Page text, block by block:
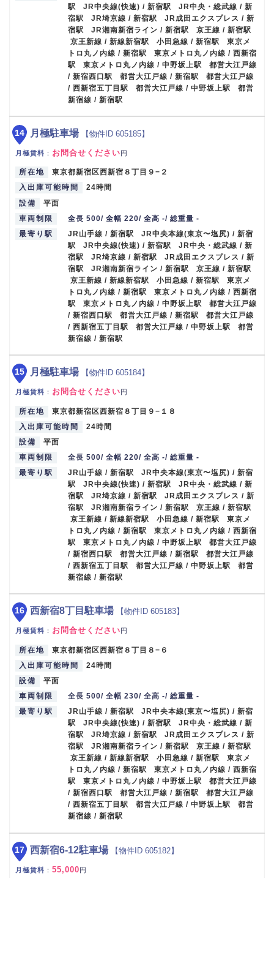
駅 JR中央線(快速) / 新宿駅 JR中央・総武線 / 新
宿駅 JR埼京線 / 新宿駅 JR成田エクスプレス / 新
宿駅 JR湘南新宿ライン / 新宿駅 京王線 / 新宿駅
京王新線 / 新線新宿駅 小田急線 / 新宿駅 東京メ
トロ丸ノ内線 / 新宿駅 東京メトロ丸ノ内線 / 西新宿
駅 東京メトロ丸ノ内線 / 中野坂上駅 都営大江戸線
/ 新宿西口駅 都営大江戸線 / 新宿駅 都営大江戸線
/ 西新宿五丁目駅 都営大江戸線 / 中野坂上駅 都営
新宿線 / 新宿駅
月極駐車場 【物件ID 605185】
月極賃料 ： お問合せください円
所在地
東京都新宿区西新宿８丁目９−２
入出庫可能時間
24時間
設備
平面
車両制限
全長 500/ 全幅 220/ 全高 -/ 総重量 -
最寄り駅
JR山手線 / 新宿駅 JR中央本線(東京〜塩尻) / 新宿
駅 JR中央線(快速) / 新宿駅 JR中央・総武線 / 新
宿駅 JR埼京線 / 新宿駅 JR成田エクスプレス / 新
宿駅 JR湘南新宿ライン / 新宿駅 京王線 / 新宿駅
京王新線 / 新線新宿駅 小田急線 / 新宿駅 東京メ
トロ丸ノ内線 / 新宿駅 東京メトロ丸ノ内線 / 西新宿
駅 東京メトロ丸ノ内線 / 中野坂上駅 都営大江戸線
/ 新宿西口駅 都営大江戸線 / 新宿駅 都営大江戸線
/ 西新宿五丁目駅 都営大江戸線 / 中野坂上駅 都営
新宿線 / 新宿駅
14
月極駐車場 【物件ID 605184】
月極賃料 ： お問合せください円
所在地
東京都新宿区西新宿８丁目９−１８
入出庫可能時間
24時間
設備
平面
車両制限
全長 500/ 全幅 220/ 全高 -/ 総重量 -
最寄り駅
JR山手線 / 新宿駅 JR中央本線(東京〜塩尻) / 新宿
駅 JR中央線(快速) / 新宿駅 JR中央・総武線 / 新
宿駅 JR埼京線 / 新宿駅 JR成田エクスプレス / 新
宿駅 JR湘南新宿ライン / 新宿駅 京王線 / 新宿駅
京王新線 / 新線新宿駅 小田急線 / 新宿駅 東京メ
トロ丸ノ内線 / 新宿駅 東京メトロ丸ノ内線 / 西新宿
駅 東京メトロ丸ノ内線 / 中野坂上駅 都営大江戸線
/ 新宿西口駅 都営大江戸線 / 新宿駅 都営大江戸線
/ 西新宿五丁目駅 都営大江戸線 / 中野坂上駅 都営
新宿線 / 新宿駅
15
西新宿8丁目駐車場 【物件ID 605183】
月極賃料 ： お問合せください 円
所在地
東京都新宿区西新宿８丁目８−６
入出庫可能時間
24時間
設備
平面
車両制限
全長 500/ 全幅 230/ 全高 -/ 総重量 -
最寄り駅
JR山手線 / 新宿駅 JR中央本線(東京〜塩尻) / 新宿
駅 JR中央線(快速) / 新宿駅 JR中央・総武線 / 新
宿駅 JR埼京線 / 新宿駅 JR成田エクスプレス / 新
宿駅 JR湘南新宿ライン / 新宿駅 京王線 / 新宿駅
京王新線 / 新線新宿駅 小田急線 / 新宿駅 東京メ
トロ丸ノ内線 / 新宿駅 東京メトロ丸ノ内線 / 西新宿
駅 東京メトロ丸ノ内線 / 中野坂上駅 都営大江戸線
/ 新宿西口駅 都営大江戸線 / 新宿駅 都営大江戸線
/ 西新宿五丁目駅 都営大江戸線 / 中野坂上駅 都営
新宿線 / 新宿駅
16
西新宿6-12駐車場 【物件ID 605182】
月極賃料 ： 55,000円
17